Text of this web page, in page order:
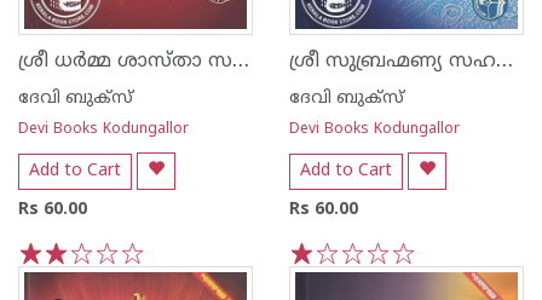
ശ്രീ ധര്‍മ്മ ശാസ്താ സഹസ്രനാമസ്തോത്രം - വലിയ അക്ഷരം
ദേവി ബുക്സ്
Devi Books Kodungallor
Add to Cart
Rs 60.00
5
4
3
2
1
ശ്രീ സുബ്രഹ്മണ്യ സഹസ്രനാമ സ്തോത്രം - വലിയ അക്ഷരം
ദേവി ബുക്സ്
Devi Books Kodungallor
Add to Cart
Rs 60.00
5
4
3
2
1